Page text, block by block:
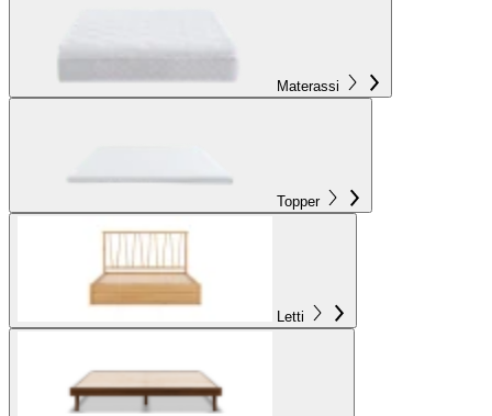
Materassi
Topper
Letti